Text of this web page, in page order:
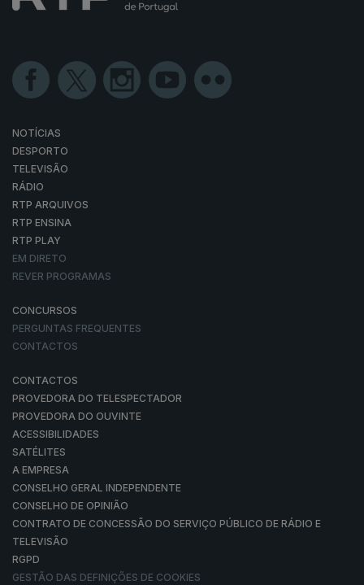
NOTÍCIAS
DESPORTO
TELEVISÃO
RÁDIO
RTP ARQUIVOS
RTP ENSINA
RTP PLAY
EM DIRETO
REVER PROGRAMAS
CONCURSOS
PERGUNTAS FREQUENTES
CONTACTOS
CONTACTOS
PROVEDORA DO TELESPECTADOR
PROVEDORA DO OUVINTE
ACESSIBILIDADES
SATÉLITES
A EMPRESA
CONSELHO GERAL INDEPENDENTE
CONSELHO DE OPINIÃO
CONTRATO DE CONCESSÃO DO SERVIÇO PÚBLICO DE RÁDIO E
TELEVISÃO
RGPD
GESTÃO DAS DEFINIÇÕES DE COOKIES